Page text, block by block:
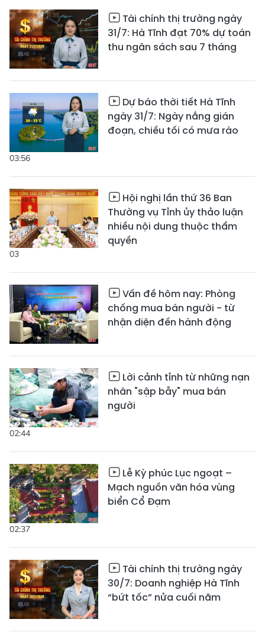
Tài chính thị trường ngày
31/7: Hà Tĩnh đạt 70% dự toán
thu ngân sách sau 7 tháng
03:56
Dự báo thời tiết Hà Tĩnh
ngày 31/7: Ngày nắng gián
đoạn, chiều tối có mưa rào
03
Hội nghị lần thứ 36 Ban
Thường vụ Tỉnh ủy thảo luận
nhiều nội dung thuộc thẩm
quyền
Vấn đề hôm nay: Phòng
chống mua bán người - từ
nhận diện đến hành động
02:44
Lời cảnh tỉnh từ những nạn
nhân "sập bẫy" mua bán
người
02:37
Lễ Kỳ phúc Lục ngoạt –
Mạch nguồn văn hóa vùng
biển Cổ Đạm
Tài chính thị trường ngày
30/7: Doanh nghiệp Hà Tĩnh
“bứt tốc” nửa cuối năm